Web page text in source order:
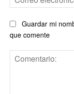
Guardar mi
que comente